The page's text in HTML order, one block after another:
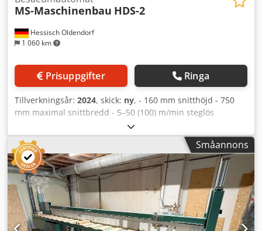
Hessisch Oldendorf
1 060 km
MS-Maschinenbau HDS-2
Prisuppgifter Ringa
Tillverkningsår: 2024, skick: ny, - 160 mm snitthöjd - 750
mm maximal snittbredd - 5–50 (100) m/min steglös
matningshastighet - 37–110 kW sågmotor Dwsdpsbrq
Ndsfx Ag Tsa - 75 mm sågaxeldiameter - 30–500 mm
min/max kantningsbredd - 2 ställbara sågbussningarSmåannons